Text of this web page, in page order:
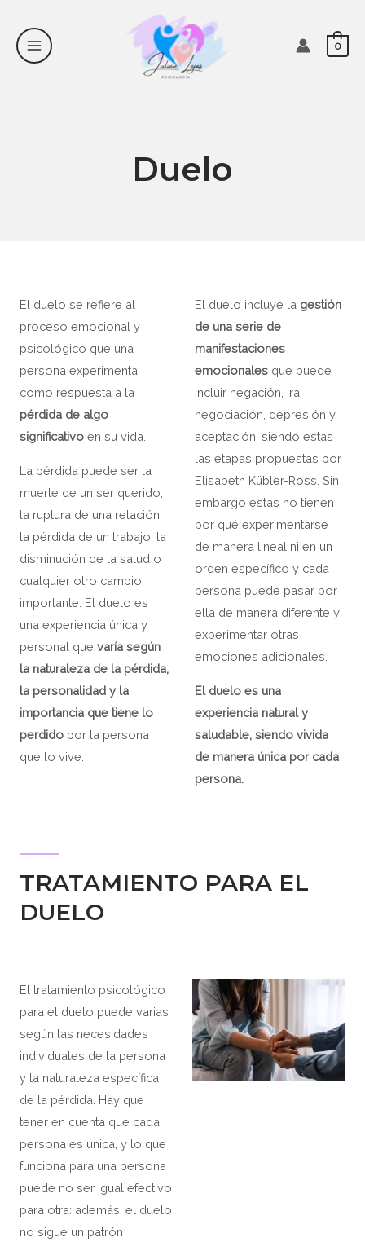
contenido
Menu
0
Duelo
El duelo se refiere al
proceso emocional y
psicológico que una
persona experimenta
como respuesta a la
pérdida de algo
significativo en su vida.
La pérdida puede ser la
muerte de un ser querido,
la ruptura de una relación,
la pérdida de un trabajo, la
disminución de la salud o
cualquier otro cambio
importante. El duelo es
una experiencia única y
personal que varía según
la naturaleza de la pérdida,
la personalidad y la
importancia que tiene lo
perdido por la persona
que lo vive.
El duelo incluye la gestión
de una serie de
manifestaciones
emocionales que puede
incluir negación, ira,
negociación, depresión y
aceptación; siendo estas
las etapas propuestas por
Elisabeth Kübler-Ross. Sin
embargo estas no tienen
por qué experimentarse
de manera lineal ni en un
orden específico y cada
persona puede pasar por
ella de manera diferente y
experimentar otras
emociones adicionales.
El duelo es una
experiencia natural y
saludable, siendo vivida
de manera única por cada
persona.
TRATAMIENTO PARA EL
DUELO
El tratamiento psicológico
para el duelo puede varias
según las necesidades
individuales de la persona
y la naturaleza específica
de la pérdida. Hay que
tener en cuenta que cada
persona es única, y lo que
funciona para una persona
puede no ser igual efectivo
para otra: además, el duelo
no sigue un patrón